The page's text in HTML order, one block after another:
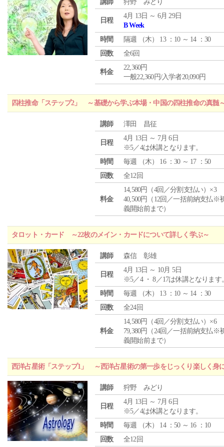
講師 狩野 みどり
日程
4月 13日 ～ 6月 29日
B Week
時間
隔週 （木） 13 ：10 ～ 14 ：30
回数
全6回
料金
22,360円
一般22,360円/入学者20,090円
四柱推命「ステップ2」 ～基礎から学ぶ本場・中国の四柱推命の真髄
講師 澤田 昌征
日程
4月 13日 ～ 7月 6日
※5／4は休講となります。
時間
毎週 （木） 16 ：30 ～ 17 ：50
回数
全12回
料金
14,580円（4回／分割支払い）×3
40,500円（12回／一括前納支払※
義開始前まで）
タロット・カード ～22枚のメイン・カードについて詳しく学ぶ～
講師 森信 彰雄
日程
4月 13日 ～ 10月 5日
※5／4 ・ 8／17は休講となります
時間
毎週 （木） 13 ：10 ～ 14 ：30
回数
全24回
料金
14,580円（4回／分割支払い）×6
79,380円（24回／一括前納支払※
義開始前まで）
西洋占星術「ステップ1」 ～西洋占星術の第一歩をじっくり楽しく身
講師 狩野 みどり
日程
4月 13日 ～ 7月 6日
※5／4は休講となります。
時間
毎週 （木） 14 ：50 ～ 16 ：10
回数
全12回